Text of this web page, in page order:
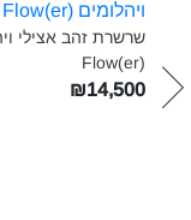
שרשרת זהב אצילי
(Flow(er‎
₪14,500